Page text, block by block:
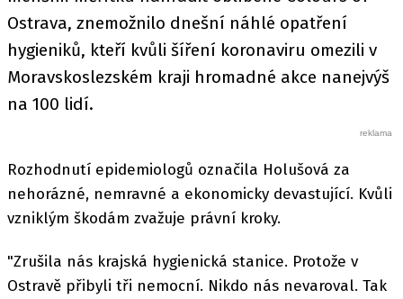
Ostrava, znemožnilo dnešní náhlé opatření
hygieniků, kteří kvůli šíření koronaviru omezili v
Moravskoslezském kraji hromadné akce nanejvýš
na 100 lidí.
Rozhodnutí epidemiologů označila Holušová za
nehorázné, nemravné a ekonomicky devastující. Kvůli
vzniklým škodám zvažuje právní kroky.
"Zrušila nás krajská hygienická stanice. Protože v
Ostravě přibyli tři nemocní. Nikdo nás nevaroval. Tak